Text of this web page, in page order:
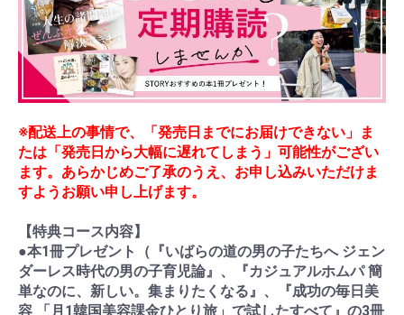
※配送上の事情で、「発売日までにお届けできない」ま
たは「発売日から大幅に遅れてしまう」可能性がござい
ます。あらかじめご了承のうえ、お申し込みいただけま
すようお願い申し上げます。
【特典コース内容】
●本1冊プレゼント（『いばらの道の男の子たちへ ジェン
ダーレス時代の男の子育児論』、『カジュアルホムパ 簡
単なのに、新しい。集まりたくなる』、『成功の毎日美
容 「月1韓国美容課金ひとり旅」で試したすべて』の3冊